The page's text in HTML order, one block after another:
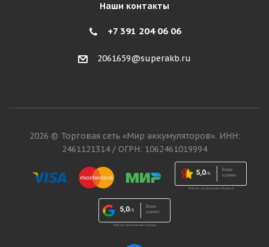
Наши контакты
+7 391 204 06 06
2061659@superakb.ru
2026 © Торговая сеть «Мир аккумуляторов». ИНН:
2461121314 / ОГРН: 1062461019994